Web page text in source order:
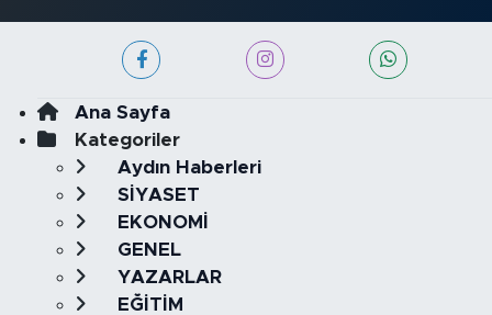
Ana Sayfa
Kategoriler
Aydın Haberleri
SİYASET
EKONOMİ
GENEL
YAZARLAR
EĞİTİM